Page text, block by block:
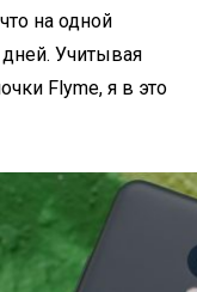
на одной
Учитывая
Flyme, я в это